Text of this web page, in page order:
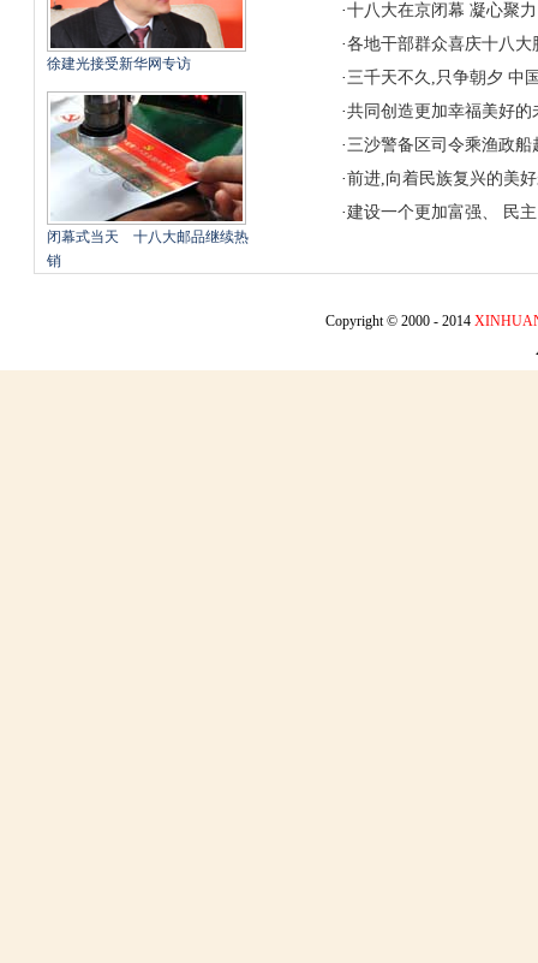
徐建光接受新华网专访
闭幕式当天 十八大邮品继续热
销
·十八大在京闭幕 凝心聚
·各地干部群众喜庆十八大
·三千天不久,只争朝夕 中
·共同创造更加幸福美好的
·三沙警备区司令乘渔政
·前进,向着民族复兴的美
·建设一个更加富强、 民
Copyright © 2000 - 2014